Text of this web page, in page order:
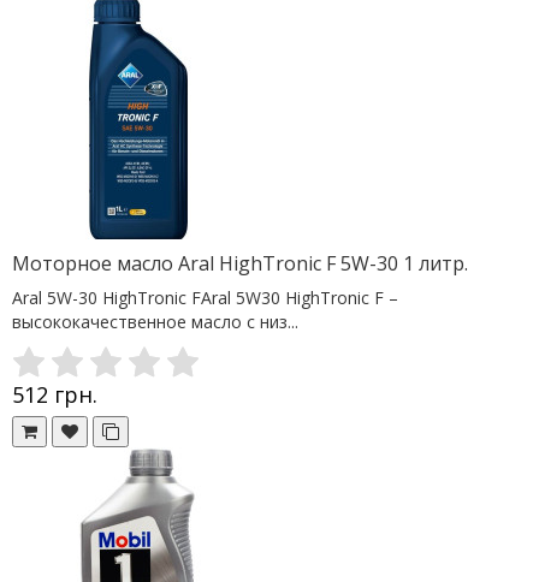
Моторное масло Aral HighTronic F 5W-30 1 литр.
Aral 5W-30 HighTronic FAral 5W30 HighTronic F –
высококачественное масло с низ...
512 грн.